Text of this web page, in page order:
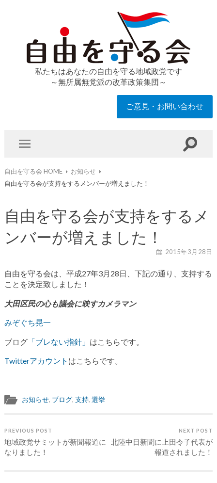
私たちはあなたの自由を守る地域政党です
～無所属無党派の改革政策集団～
ご意見・お問い合わせ
自由を守る会 HOME
お知らせ
自由を守る会が支持をするメンバーが増えました！
自由を守る会が支持をするメ
ンバーが増えました！
2015年3月28日
自由を守る会は、平成27年3月28日、下記の通り、支持する
ことを決定致しました！
大田区民の心も議会に映すカメラマン
みぞぐち晃一
ブログ「ブレない指針」 はこちらです。
Twitterアカウント はこちらです。
お知らせ, ブログ, 支持, 選挙
PREVIOUS POST
地域政党サミットが新聞報道に
なりました！
NEXT POST
北陸中日新聞に上田令子代表が
報道されました！